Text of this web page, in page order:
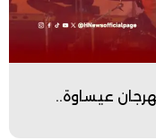
عيساوة..